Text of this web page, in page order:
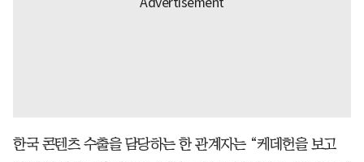
한국 콘텐츠 수출을 담당하는 한 관계자는 “케데헌을 보고